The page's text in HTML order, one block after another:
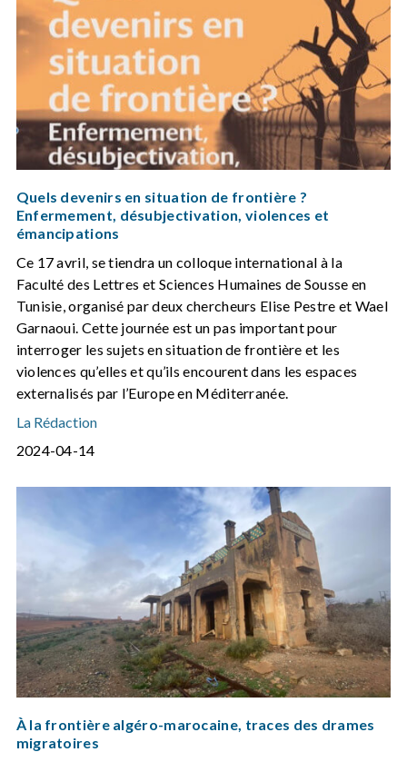
Quels devenirs en situation de frontière ?
Enfermement, désubjectivation, violences et
émancipations
Ce 17 avril, se tiendra un colloque international à la
Faculté des Lettres et Sciences Humaines de Sousse en
Tunisie, organisé par deux chercheurs Elise Pestre et Wael
Garnaoui. Cette journée est un pas important pour
interroger les sujets en situation de frontière et les
violences qu’elles et qu’ils encourent dans les espaces
externalisés par l’Europe en Méditerranée.
La Rédaction
2024-04-14
À la frontière algéro-marocaine, traces des drames
migratoires